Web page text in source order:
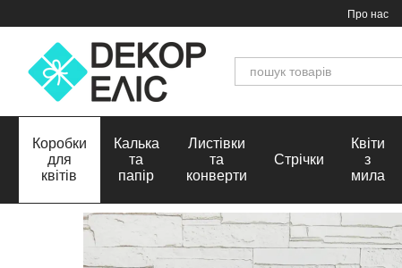
Про нас
Коробки
для
квітів
Калька
та
папір
Листівки
та
конверти
Стрічки
Квіти
з
мила